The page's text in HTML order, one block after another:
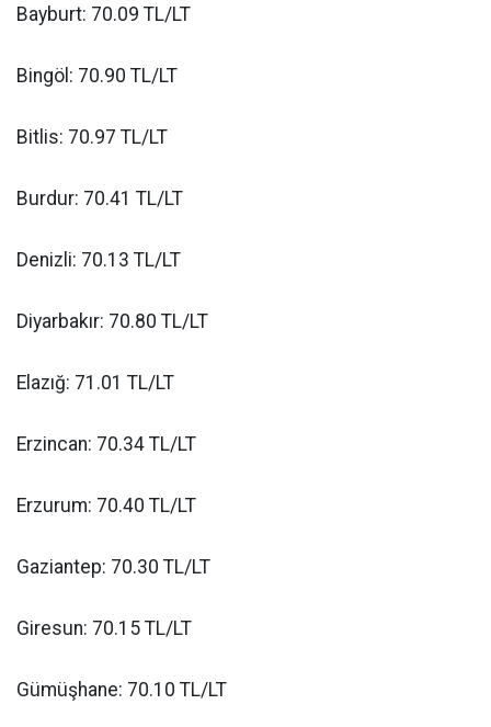
Bayburt: 70.09 TL/LT
Bingöl: 70.90 TL/LT
Bitlis: 70.97 TL/LT
Burdur: 70.41 TL/LT
Denizli: 70.13 TL/LT
Diyarbakır: 70.80 TL/LT
Elazığ: 71.01 TL/LT
Erzincan: 70.34 TL/LT
Erzurum: 70.40 TL/LT
Gaziantep: 70.30 TL/LT
Giresun: 70.15 TL/LT
Gümüşhane: 70.10 TL/LT